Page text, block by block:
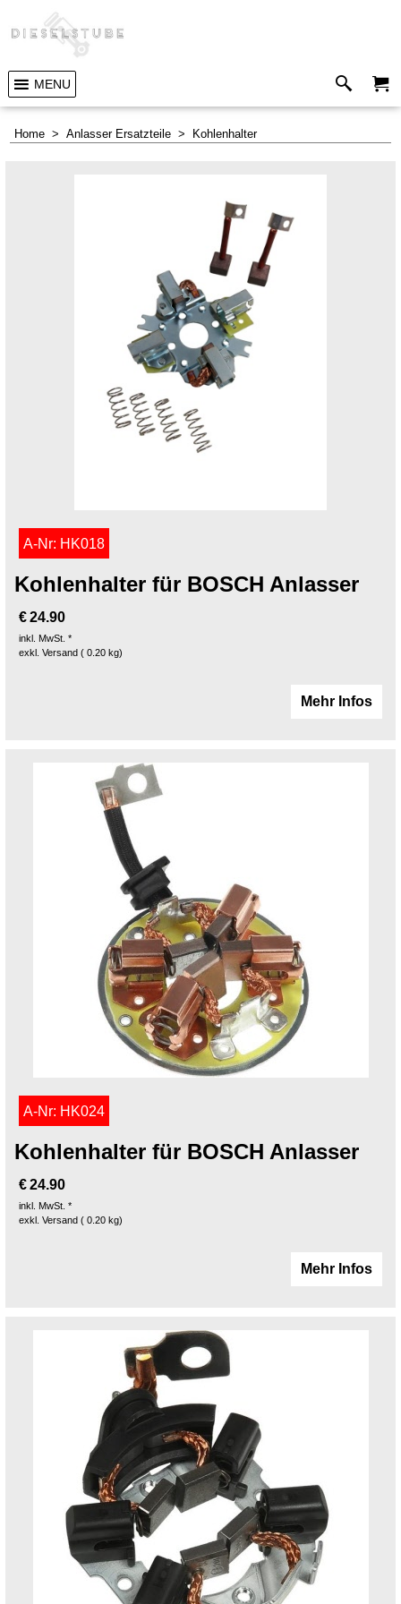
MENU
Home > Anlasser Ersatzteile > Kohlenhalter
A-Nr: HK018
Kohlenhalter für BOSCH Anlasser
€24.90
inkl. MwSt. *
exkl. Versand
0.20 kg
Mehr Infos
A-Nr: HK024
Kohlenhalter für BOSCH Anlasser
€24.90
inkl. MwSt. *
exkl. Versand
0.20 kg
Mehr Infos